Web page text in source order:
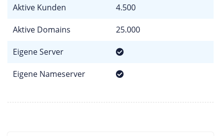
Aktive Kunden 4.500
Aktive Domains 25.000
Eigene Server
Eigene Nameserver